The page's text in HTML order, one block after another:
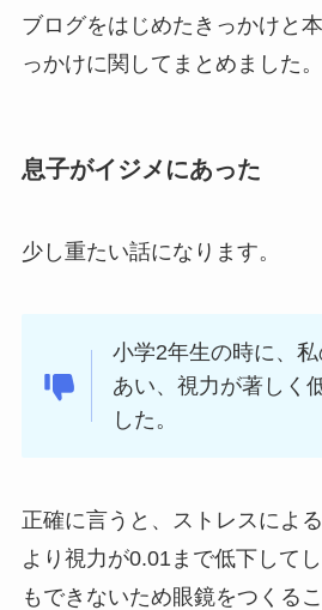
ブログをはじめたきっかけと
っかけに関してまとめました。
息子がイジメにあった
少し重たい話になります。
小学2年生の時に、
あい、視力が著しく
した。
正確に言うと、ストレスによ
より視力が0.01まで低下して
もできないため眼鏡をつくる